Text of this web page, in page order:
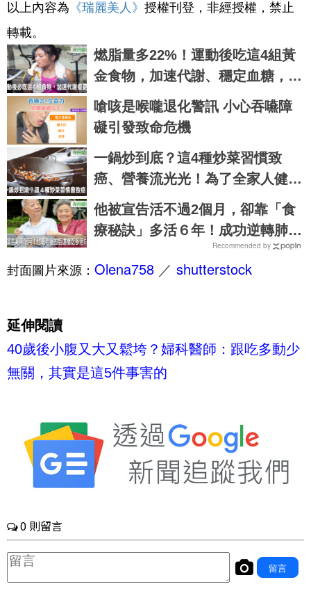
以上內容為 《瑞麗美人 》 授權刊登，非經授權，禁止
轉載。
燃脂量多22%！運動後吃這4組黃
金食物，加速代謝、穩定血糖，免
挨餓更好瘦｜每日健康 Health
嗆咳是喉嚨退化警訊 小心吞嚥障
礙引發致命危機
一鍋炒到底？這4種炒菜習慣致
癌、營養流光光！為了全家人健康
一定要改｜每日健康 Health
他被宣告活不過2個月，卻靠「食
療秘訣」多活６年！成功逆轉肺癌
末期，醫師直呼：不可思議｜每日
健康 Health
Recommended by
封面圖片來源： Olena758 ／ shutterstock
延伸閱讀
40歲後小腹又大又鬆垮？婦科醫師：跟吃多動少
無關，其實是這5件事害的